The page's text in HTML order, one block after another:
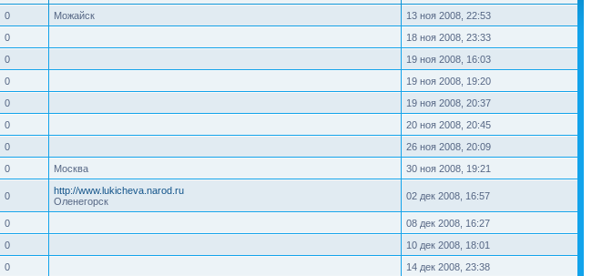
0 Можайск
13 ноя 2008, 22:53
0
18 ноя 2008, 23:33
0
19 ноя 2008, 16:03
0
19 ноя 2008, 19:20
0
19 ноя 2008, 20:37
0
20 ноя 2008, 20:45
0
26 ноя 2008, 20:09
0 Москва 30 ноя 2008, 19:21
0
http://www.lukicheva.narod.ru
Оленегорск
02 дек 2008, 16:57
0
08 дек 2008, 16:27
0
10 дек 2008, 18:01
0
14 дек 2008, 23:38